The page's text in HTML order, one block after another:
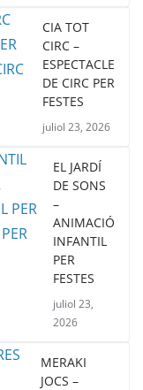
CIA TOT
CIRC –
ESPECTACLE
DE CIRC PER
FESTES
juliol 23, 2026
EL JARDÍ
DE SONS
–
ANIMACIÓ
INFANTIL
PER
FESTES
juliol 23,
2026
MERAKI
JOCS –